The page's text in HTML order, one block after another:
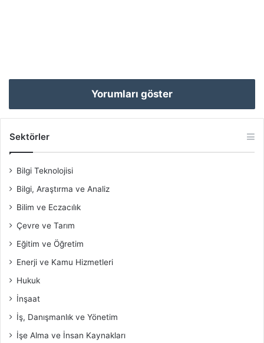
Yorumları göster
Sektörler
Bilgi Teknolojisi
Bilgi, Araştırma ve Analiz
Bilim ve Eczacılık
Çevre ve Tarım
Eğitim ve Öğretim
Enerji ve Kamu Hizmetleri
Hukuk
İnşaat
İş, Danışmanlık ve Yönetim
İşe Alma ve İnsan Kaynakları